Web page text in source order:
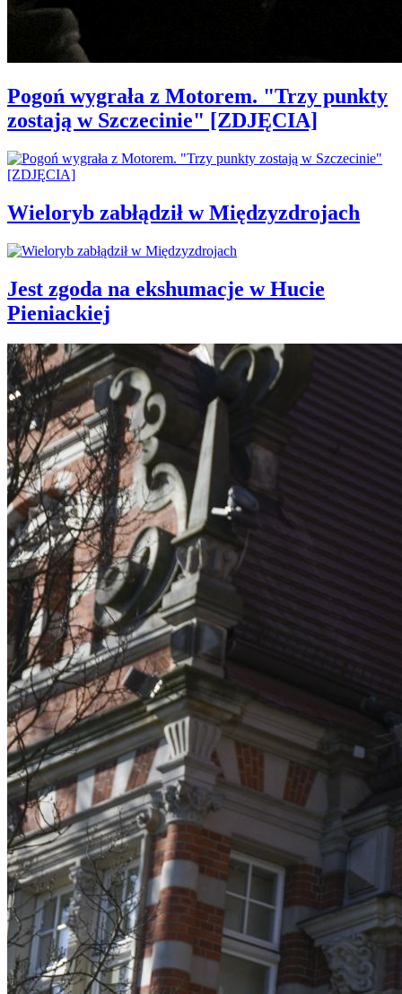
Pogoń wygrała z Motorem. "Trzy punkty
zostają w Szczecinie" [ZDJĘCIA]
Wieloryb zabłądził w Międzyzdrojach
Jest zgoda na ekshumacje w Hucie
Pieniackiej